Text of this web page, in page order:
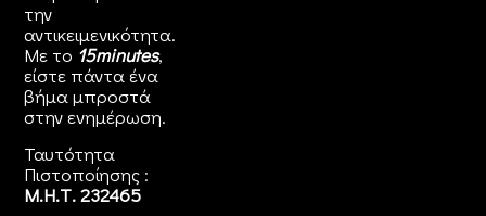
την
αντικειμενικότητα.
Με το 15minutes,
είστε πάντα ένα
βήμα μπροστά
στηνενημέρωση.
Ταυτότητα
Πιστοποίησης :
Μ.Η.Τ. 232465